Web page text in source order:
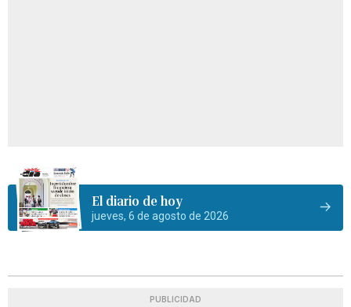
El diario de hoy
jueves, 6 de agosto de 2026
PUBLICIDAD